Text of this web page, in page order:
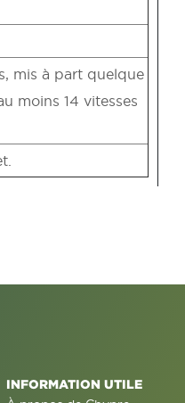
mis à part quelque
moins 14 vitesses
INFORMATION UTILE